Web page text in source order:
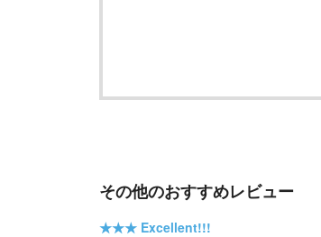
その他のおすすめレビュー
★★★ Excellent!!!